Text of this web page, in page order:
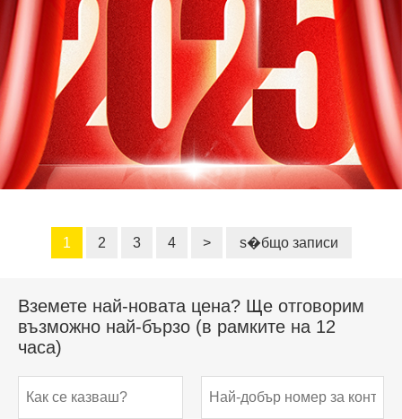
1 2 3 4 > s�бщо записи
Вземете най-новата цена? Ще отговорим
възможно най-бързо (в рамките на 12
часа)